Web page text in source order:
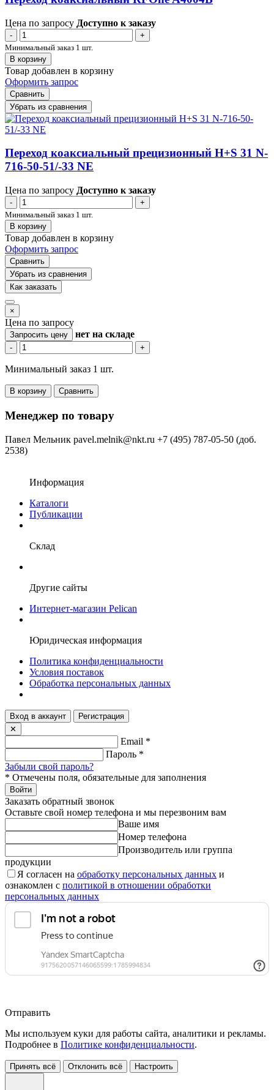
Цена по запросу Доступно к заказу
-
+
Минимальный заказ 1 шт.
В корзину
Товар добавлен в корзину
Оформить запрос
Сравнить
Убрать из сравнения
Переход коаксиальный прецизионный H+S 31 N-
716-50-51/-33 NE
Цена по запросу Доступно к заказу
-
+
Минимальный заказ 1 шт.
В корзину
Товар добавлен в корзину
Оформить запрос
Сравнить
Убрать из сравнения
Как заказать
×
Цена по запросу
Запросить цену нет на складе
- +
Минимальный заказ 1 шт.
В корзину Сравнить
Менеджер по товару
Павел Мельник pavel.melnik@nkt.ru +7 (495) 787-05-50 (доб.
2538)
Информация
Каталоги
Публикации
Склад
Другие сайты
Интернет-магазин Pelican
Юридическая информация
Политика конфиденциальности
Условия поставок
Обработка персональных данных
Вход в аккаунт
Регистрация
✕
Email *
Пароль *
Забыли свой пароль?
* Отмечены поля, обязательные для заполнения
Войти
Заказать обратный звонок
Оставьте свой номер телефона и мы перезвоним вам
Ваше имя
Номер телефона
Производитель или группа
продукции
Я согласен на обработку персональных данных и
ознакомлен с политикой в отношении обработки
персональных данных
Отправить
Мы используем куки для работы сайта, аналитики и рекламы.
Подробнее в Политике конфиденциальности.
Принять всё Отклонить всё Настроить